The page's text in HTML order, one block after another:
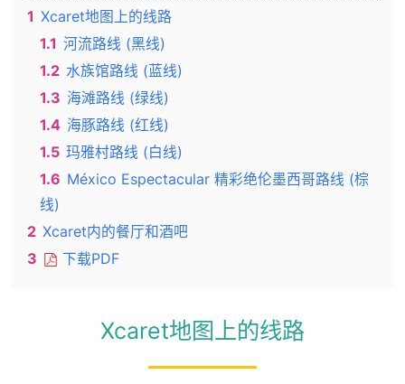
1 Xcaret地图上的线路
1.1 河流路线 (黑线)
1.2 水族馆路线 (蓝线)
1.3 海滩路线 (绿线)
1.4 海豚路线 (红线)
1.5 玛雅村路线 (白线)
1.6 México Espectacular 精彩绝伦墨西哥路线 (棕
线)
2 Xcaret内的餐厅和酒吧
3
下载PDF
Xcaret地图上的线路